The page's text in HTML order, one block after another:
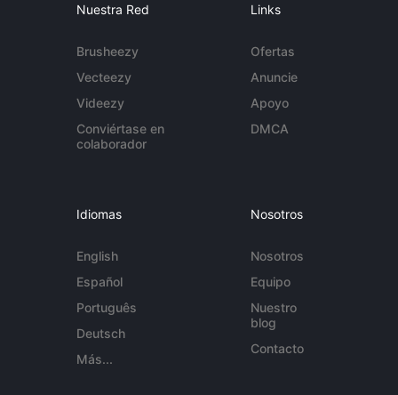
Nuestra Red
Brusheezy
Vecteezy
Videezy
Conviértase en
colaborador
Links
Ofertas
Anuncie
Apoyo
DMCA
Idiomas
English
Español
Português
Deutsch
Más...
Nosotros
Nosotros
Equipo
Nuestro
blog
Contacto